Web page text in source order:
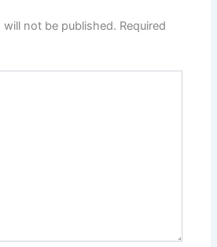
will not be published. Required